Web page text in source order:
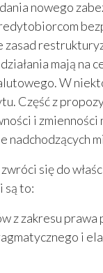
nowego
zasad
mają
W
Część z
i zmienności
nadchodzących
się do
są to:
z zakresu
i